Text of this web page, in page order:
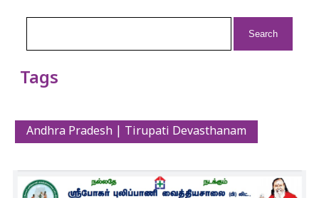
Tags
Andhra Pradesh | Tirupati Devasthanam